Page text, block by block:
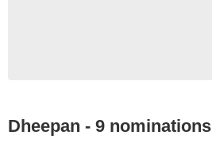
Dheepan - 9 nominations